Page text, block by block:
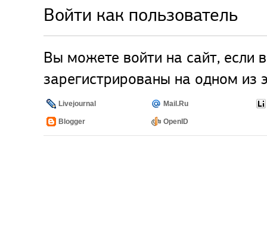
Войти как пользователь
Вы можете войти на сайт, если
зарегистрированы на одном из
Livejournal Mail.Ru
Blogger OpenID